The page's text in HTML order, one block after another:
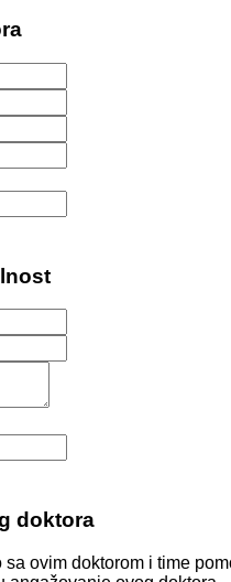
doktora
ovim doktorom i time